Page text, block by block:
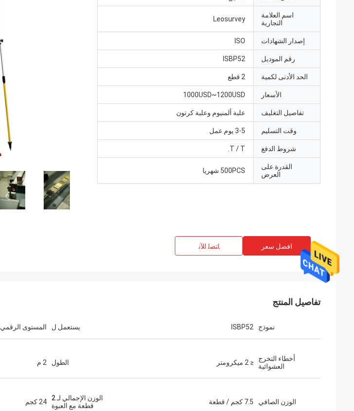
اسم العلامة
التجارية
Leosurvey
إصدار الشهادات ISO
رقم الموديل ISBP52
الحد الأدنى لكمية 2 قطع
الأسعار 1000USD~1200USD
تفاصيل التغليف علبة ألمنيوم وعلبة كرتون
وقت التسليم 3-5 يوم عمل
شروط الدفع T / T.
القدرة على
العرض
500PCS شهريا
افضل سعر ﺎﺘﺼﻟ ﺍﻶﻧ
تفاصيل المنتج
نموذج ISBP52 يستعمل ل المستوى الرقمي Topcon DL-502/503
أخطاء التخرج
العشوائية
≤ 2 ميكرومتر الطول 2 م
الوزن الصافي 7.5 كجم / قطعة
الوزن الإجمالي لـ 2
قطعة مع العبوة
24 كجم